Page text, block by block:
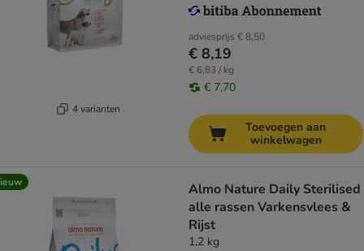
4 varianten
adviesprijs € 8,50
€ 8,19
€ 6,83 / kg
€ 7,70
Toevoegen aan
winkelwagen
Almo Nature Daily Sterilised
alle rassen Varkensvlees &
Rijst
1,2 kg